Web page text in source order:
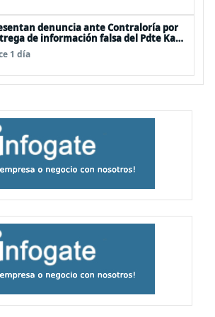
denuncia ante Contraloría por
de información falsa del Pdte Kast
nacional
1 día